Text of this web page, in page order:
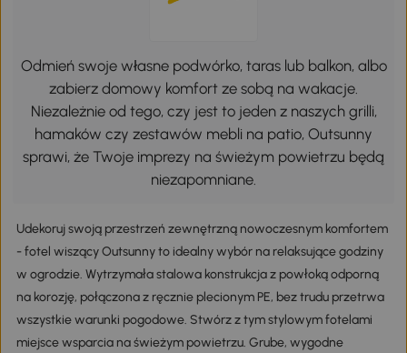
Odmień swoje własne podwórko, taras lub balkon, albo
zabierz domowy komfort ze sobą na wakacje.
Niezależnie od tego, czy jest to jeden z naszych grilli,
hamaków czy zestawów mebli na patio, Outsunny
sprawi, że Twoje imprezy na świeżym powietrzu będą
niezapomniane.
Udekoruj swoją przestrzeń zewnętrzną nowoczesnym komfortem
- fotel wiszący Outsunny to idealny wybór na relaksujące godziny
w ogrodzie. Wytrzymała stalowa konstrukcja z powłoką odporną
na korozję, połączona z ręcznie plecionym PE, bez trudu przetrwa
wszystkie warunki pogodowe. Stwórz z tym stylowym fotelami
miejsce wsparcia na świeżym powietrzu. Grube, wygodne